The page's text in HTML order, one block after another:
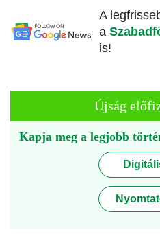
A
a
is!
Újság
Kapja meg a legjobb